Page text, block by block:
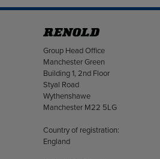
Address
Group Head Office
Manchester Green
Building 1, 2nd Floor
Styal Road
Wythenshawe
Manchester M22 5LG
Country of registration:
England